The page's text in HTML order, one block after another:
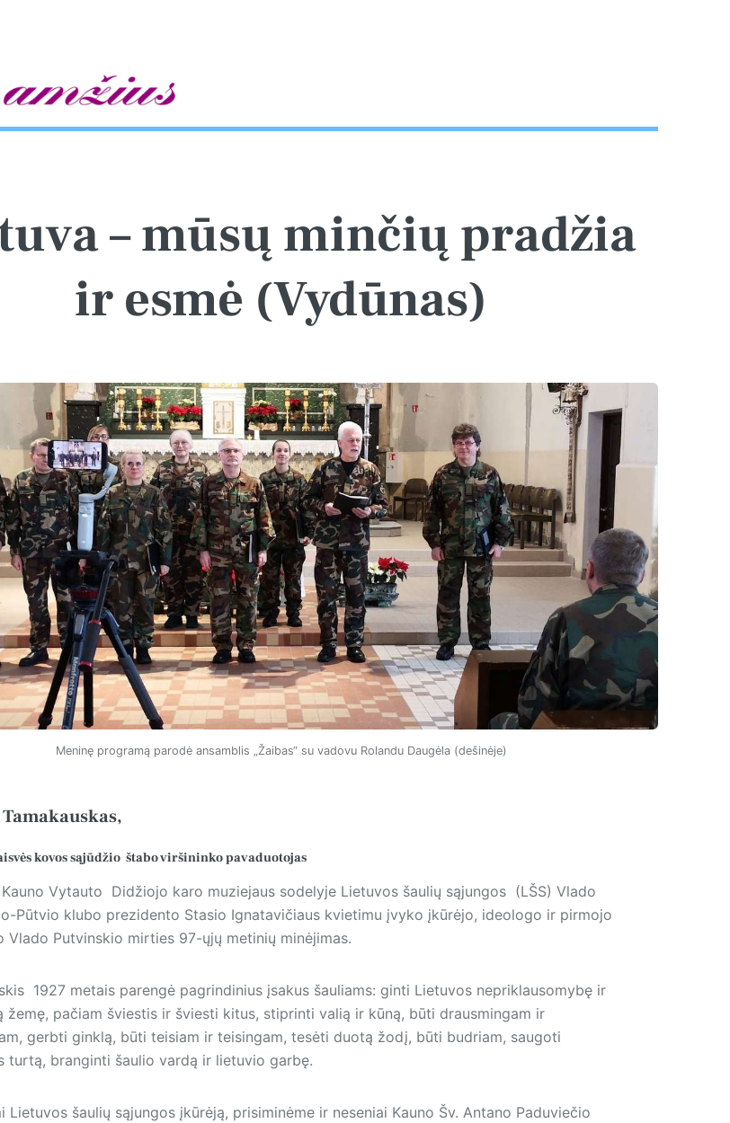
– mūsų minčių pradžia
ir esmė (Vydūnas)
Meninę programą parodė ansamblis „Žaibas“ su vadovu Rolandu Daugėla (dešinėje)
kovos sąjūdžio štabo viršininko pavaduotojas
Kauno Vytauto Didžiojo karo muziejaus sodelyje Lietuvos šaulių sąjungos (LŠS) Vlado
Pūtvio klubo prezidento Stasio Ignatavičiaus kvietimu įvyko įkūrėjo, ideologo ir pirmojo
Vlado Putvinskio mirties 97-ųjų metinių minėjimas.
1927 metais parengė pagrindinius įsakus šauliams: ginti Lietuvos nepriklausomybę ir
žemę, pačiam šviestis ir šviesti kitus, stiprinti valią ir kūną, būti drausmingam ir
gerbti ginklą, būti teisiam ir teisingam, tesėti duotą žodį, būti budriam, saugoti
turtą, branginti šaulio vardą ir lietuvio garbę.
Lietuvos šaulių sąjungos įkūrėją, prisiminėme ir neseniai Kauno Šv. Antano Paduviečio